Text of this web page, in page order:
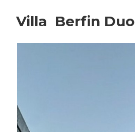
Villa Berfin Duo